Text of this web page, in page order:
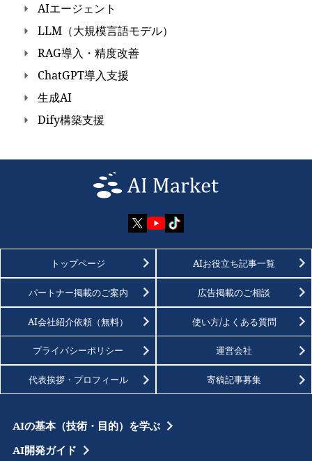
AIエージェント
LLM（大規模言語モデル）
RAG導入・精度改善
ChatGPT導入支援
生成AI
Dify構築支援
トップページ AIお役立ち記事一覧
パートナー掲載のご案内 広告掲載のご相談
AI会社紹介依頼（無料） 使い方/よくある質問
プライバシーポリシー 運営会社
代表挨拶・プロフィール 寄稿記事募集
AIの基本（技術・目的）を学ぶ
AI開発ガイド